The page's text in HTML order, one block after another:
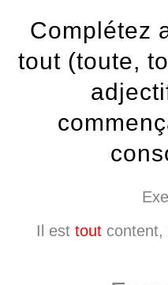
Complétez
tout (toute,
Il est tout content,